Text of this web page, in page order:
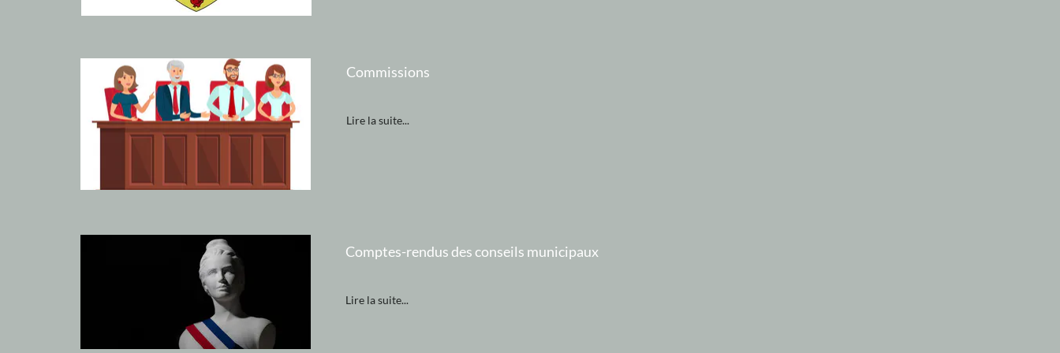
Commissions
Lire la suite...
Comptes-rendus des conseils municipaux
Lire la suite...